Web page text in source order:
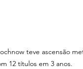
teve ascensão
12 títulos em 3 anos.